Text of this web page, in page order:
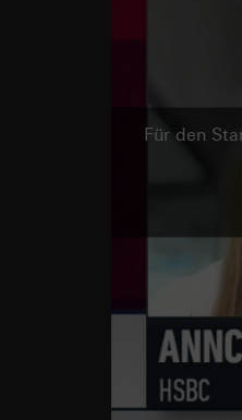
Für den